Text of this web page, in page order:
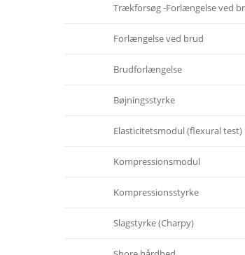
Trækforsøg -Forlængelse ved
Forlængelse ved brud
Brudforlængelse
Bøjningsstyrke
Elasticitetsmodul (flexural test)
Kompressionsmodul
Kompressionsstyrke
Slagstyrke (Charpy)